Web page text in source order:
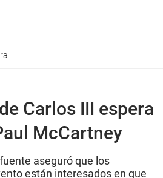
Carlos III espera
McCartney
aseguró que los
están interesados en que